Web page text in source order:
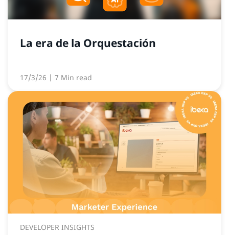
La era de la Orquestación
17/3/26 | 7 Min read
DEVELOPER INSIGHTS